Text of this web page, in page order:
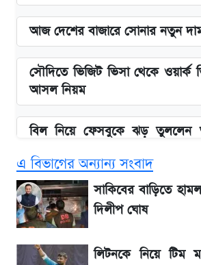
আজ দেশের বাজারে সোনার নতুন
সৌদিতে ভিজিট ভিসা থেকে ওয়ার্ক
আসল নিয়ম
বিল নিয়ে ফেসবুকে ঝড় তুললেন
বাংলাদেশ নিয়ে যা বললেন সজীব
২ লাখ মানুষ অপেক্ষায়, কিন্তু
হাসিনাকে! এরপর যা ঘটল...
এ বিভাগের অন্যান্য সংবাদ
সাকিবের বাড়িতে
দিলীপ ঘোষ
লিটনকে নিয়ে টিম